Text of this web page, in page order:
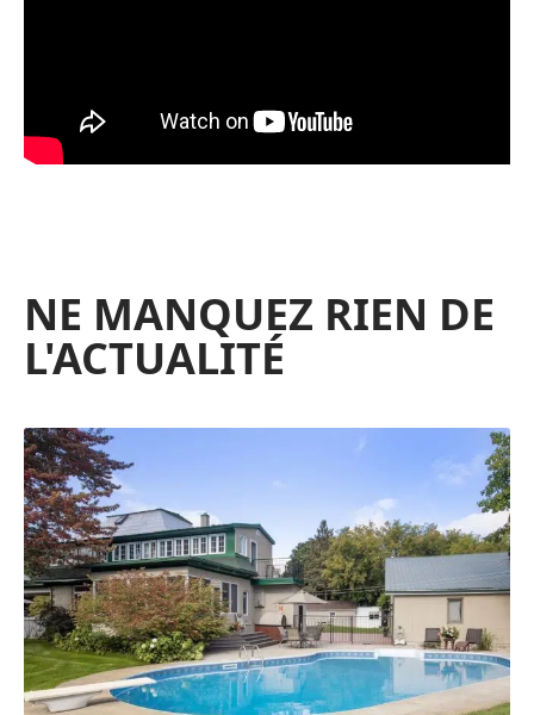
NE MANQUEZ RIEN DE
L'ACTUALITÉ